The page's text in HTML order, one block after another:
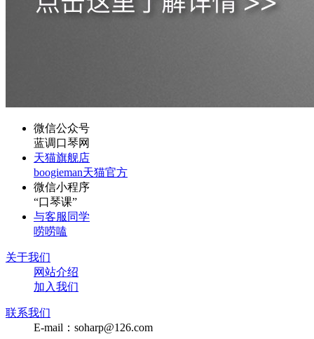
微信公众号
蓝调口琴网
天猫旗舰店
boogieman天猫官方
微信小程序
“口琴课”
与客服同学
唠唠嗑
关于我们
网站介绍
加入我们
联系我们
E-mail：soharp@126.com